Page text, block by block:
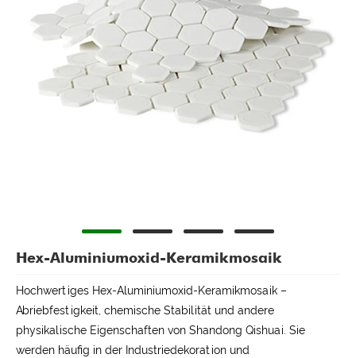
Hex-Aluminiumoxid-Keramikmosaik
Hochwertiges Hex-Aluminiumoxid-Keramikmosaik –
Abriebfestigkeit, chemische Stabilität und andere
physikalische Eigenschaften von Shandong Qishuai. Sie
werden häufig in der Industriedekoration und